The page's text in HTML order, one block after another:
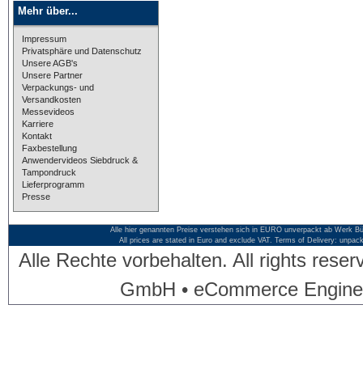
Mehr über...
Impressum
Privatsphäre und Datenschutz
Unsere AGB's
Unsere Partner
Verpackungs- und
Versandkosten
Messevideos
Karriere
Kontakt
Faxbestellung
Anwendervideos Siebdruck &
Tampondruck
Lieferprogramm
Presse
Alle hier genannten Preise verstehen sich in EURO unverpackt ab Werk
All prices are stated in Euro and exclude VAT. Terms of Delivery:
Alle Rechte vorbehalten. All rights
GmbH • eCommerce